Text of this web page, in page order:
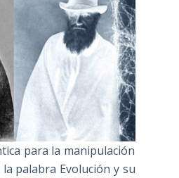
para la manipulación
palabra Evolución y su